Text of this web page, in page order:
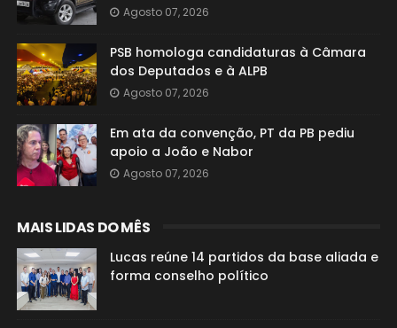
Agosto 07, 2026
PSB homologa candidaturas à Câmara
dos Deputados e à ALPB
Agosto 07, 2026
Em ata da convenção, PT da PB pediu
apoio a João e Nabor
Agosto 07, 2026
MAIS LIDAS DO MÊS
Lucas reúne 14 partidos da base aliada e
forma conselho político